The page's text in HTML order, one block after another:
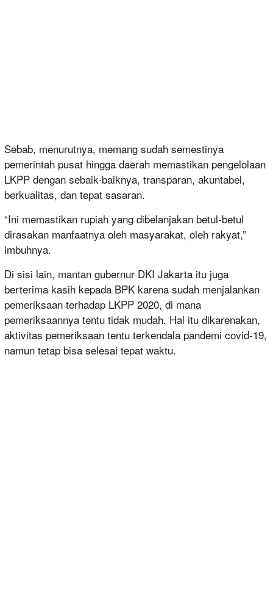
Sebab, menurutnya, memang sudah semestinya
pemerintah pusat hingga daerah memastikan pengelolaan
LKPP dengan sebaik-baiknya, transparan, akuntabel,
berkualitas, dan tepat sasaran.
“Ini memastikan rupiah yang dibelanjakan betul-betul
dirasakan manfaatnya oleh masyarakat, oleh rakyat,”
imbuhnya.
Di sisi lain, mantan gubernur DKI Jakarta itu juga
berterima kasih kepada BPK karena sudah menjalankan
pemeriksaan terhadap LKPP 2020, di mana
pemeriksaannya tentu tidak mudah. Hal itu dikarenakan,
aktivitas pemeriksaan tentu terkendala pandemi covid-19,
namun tetap bisa selesai tepat waktu.